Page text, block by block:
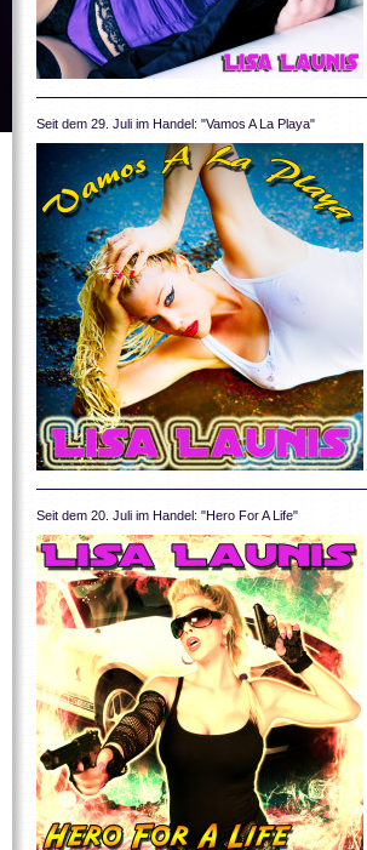
Seit dem 29. Juli im Handel: "Vamos A La Playa"
Seit dem 20. Juli im Handel: "Hero For A Life"